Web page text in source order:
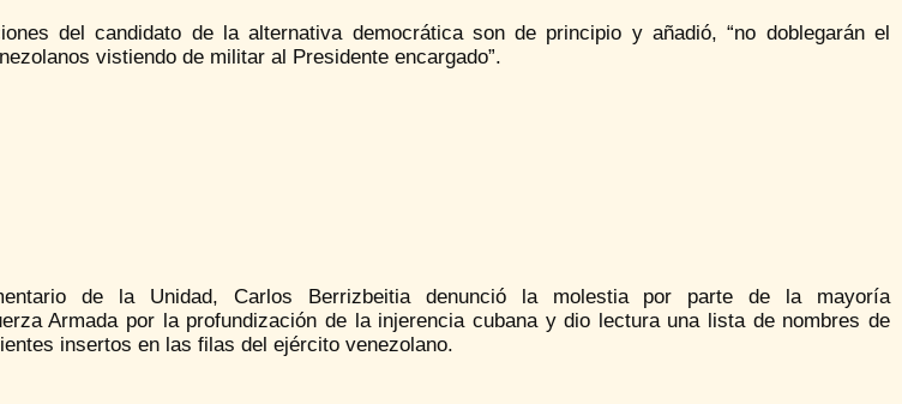
del candidato de la alternativa democrática son de principio y añadió, “no doblegarán el
vistiendo de militar al Presidente encargado”.
de la Unidad, Carlos Berrizbeitia denunció la molestia por parte de la mayoría
Armada por la profundización de la injerencia cubana y dio lectura una lista de nombres de
insertos en las filas del ejército venezolano.